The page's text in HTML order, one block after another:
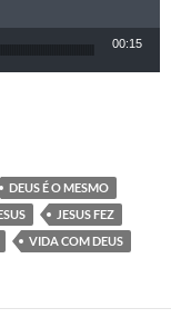
00:15
DEUS É O MESMO
JESUS FEZ
VIDA COM DEUS